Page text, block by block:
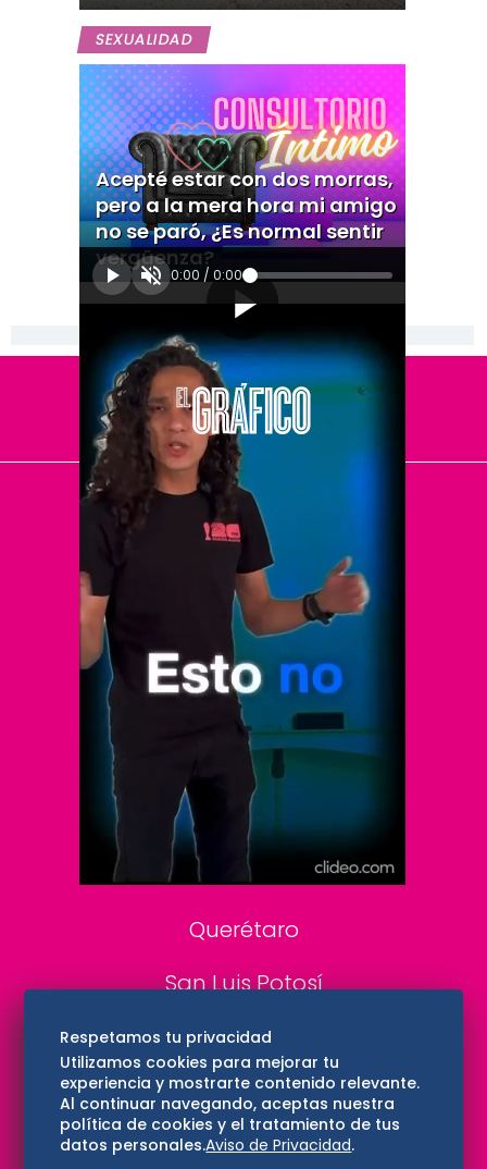
SEXUALIDAD
Acepté estar con dos morras,
pero a la mera hora mi amigo
no se paró, ¿Es normal sentir
vergüenza?
0:00 / 0:00
[Publicidad]
El Universal
Vive USA
Clase
De 10 sports
DeDinero
Confabulario
Aviso Oportuno
Consultas
Querétaro
San Luis Potosí
Edomex
Consultas
Hidalgo
Respetamos tu privacidad
Utilizamos cookies para mejorar tu
experiencia y mostrarte contenido relevante.
Al continuar navegando, aceptas nuestra
política de cookies y el tratamiento de tus
datos personales.Aviso de Privacidad.